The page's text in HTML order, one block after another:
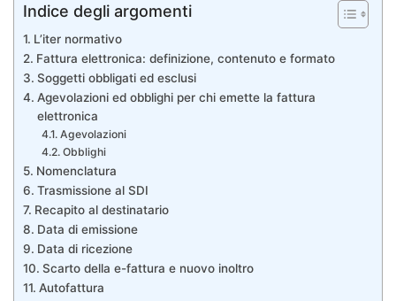
Indice degli argomenti
L’iter normativo
Fattura elettronica: definizione, contenuto e formato
Soggetti obbligati ed esclusi
Agevolazioni ed obblighi per chi emette la fattura
elettronica
Agevolazioni
Obblighi
Nomenclatura
Trasmissione al SDI
Recapito al destinatario
Data di emissione
Data di ricezione
Scarto della e-fattura e nuovo inoltro
Autofattura